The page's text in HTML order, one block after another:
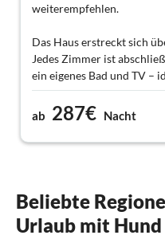
weiterempfehlen.
Das Haus erstreckt sich
Jedes Zimmer ist
ein eigenes Bad und TV –
Familien oder Gruppen.
(Spülmaschine,
Terrasse) und bietet alles
man braucht. Im
Kaffeemaschine und ein
ab 287€ Nacht
Beliebte
Urlaub mit